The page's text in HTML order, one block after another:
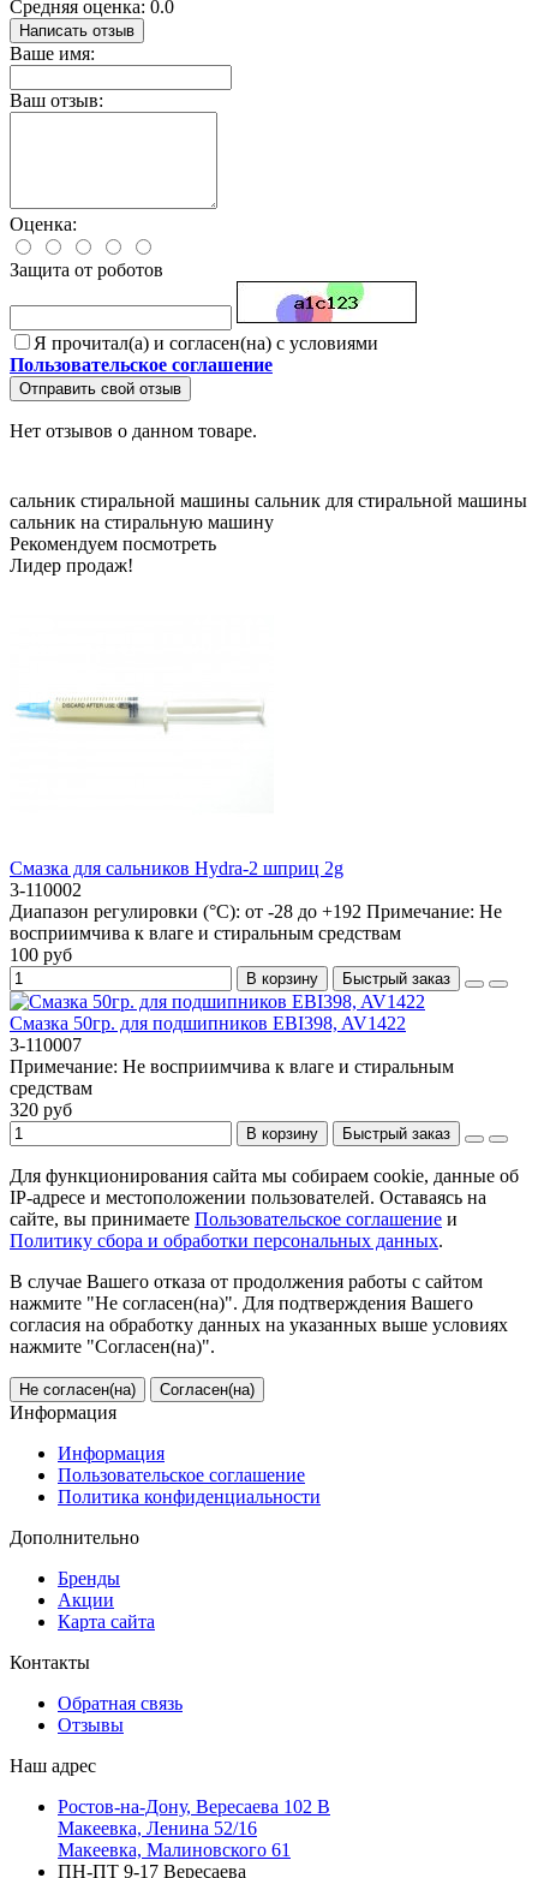
Средняя оценка: 0.0
Написать отзыв
Ваше имя:
Ваш отзыв:
Оценка:
Защита от роботов
Я прочитал(а) и согласен(на) с условиями
Пользовательское соглашение
Отправить свой отзыв
Нет отзывов о данном товаре.
сальник стиральной машины сальник для стиральной машины
сальник на стиральную машину
Рекомендуем посмотреть
Лидер продаж!
Смазка для сальников Hydra-2 шприц 2g
3-110002
Диапазон регулировки (°C): от -28 до +192 Примечание: Не
восприимчива к влаге и стиральным средствам
100 руб
В корзину Быстрый заказ
Смазка 50гр. для подшипников EBI398, AV1422
3-110007
Примечание: Не восприимчива к влаге и стиральным
средствам
320 руб
В корзину Быстрый заказ
Для функционирования сайта мы собираем cookie, данные об
IP-адресе и местоположении пользователей. Оставаясь на
сайте, вы принимаете Пользовательское соглашение и
Политику сбора и обработки персональных данных.
В случае Вашего отказа от продолжения работы с сайтом
нажмите "Не согласен(на)". Для подтверждения Вашего
согласия на обработку данных на указанных выше условиях
нажмите "Согласен(на)".
Не согласен(на) Согласен(на)
Информация
Информация
Пользовательское соглашение
Политика конфиденциальности
Дополнительно
Бренды
Акции
Карта сайта
Контакты
Обратная связь
Отзывы
Наш адрес
Ростов-на-Дону, Вересаева 102 В
Макеевка, Ленина 52/16
Макеевка, Малиновского 61
ПН-ПТ 9-17 Вересаева